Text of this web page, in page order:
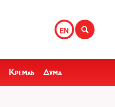
EN
Кремль Дума